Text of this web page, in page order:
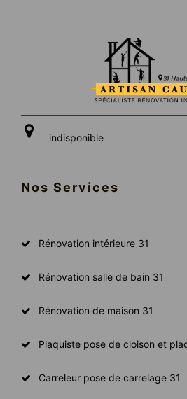
indisponible
Nos Services
Rénovation intérieure 31
Rénovation salle de bain 31
Rénovation de maison 31
Plaquiste pose de cloison et
Carreleur pose de carrelage 31